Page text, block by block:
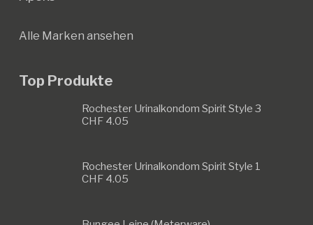
Alle Marken ansehen
Top Produkte
Rochester Urinalkondom Spirit Style 3
CHF4.05
Rochester Urinalkondom Spirit Style 1
CHF4.05